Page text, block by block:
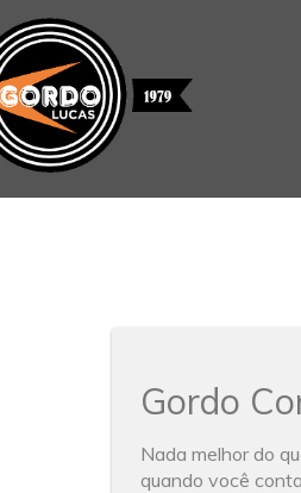
Gordo
Nada melhor do
quando você